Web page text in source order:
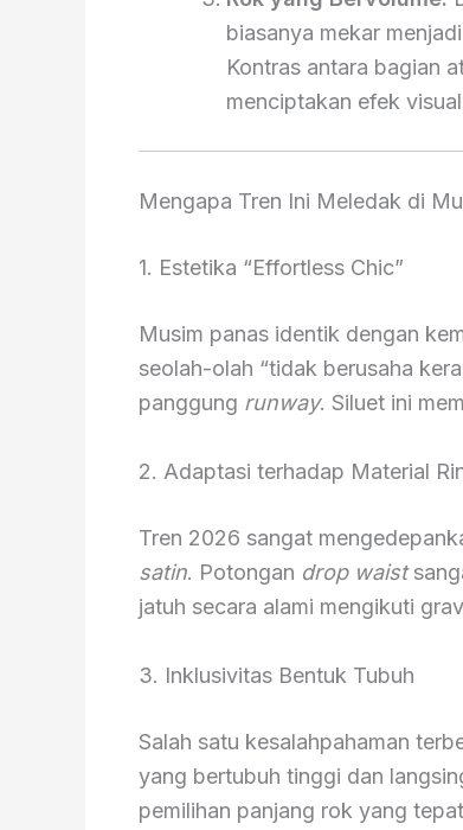
biasanya mekar
Kontras antara bagian
menciptakan efek
Mengapa Tren Ini Meledak di
1. Estetika “Effortless Chic”
Musim panas identik dengan
seolah-olah “tidak berusaha
panggung runway. Siluet ini
2. Adaptasi terhadap Material
Tren 2026 sangat
satin. Potongan drop waist
jatuh secara alami mengikuti
3. Inklusivitas Bentuk Tubuh
Salah satu kesalahpahaman
yang bertubuh tinggi dan
pemilihan panjang rok yang